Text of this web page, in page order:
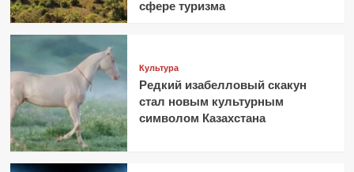
сфере туризма
Культура
Редкий изабелловый скакун
стал новым культурным
символом Казахстана